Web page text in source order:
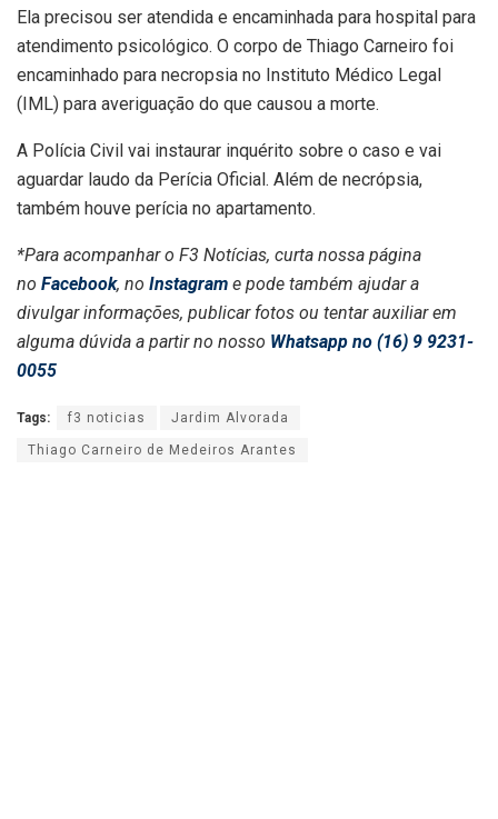
Ela precisou ser atendida e encaminhada para hospital para
atendimento psicológico. O corpo de Thiago Carneiro foi
encaminhado para necropsia no Instituto Médico Legal
(IML) para averiguação do que causou a morte.
A Polícia Civil vai instaurar inquérito sobre o caso e vai
aguardar laudo da Perícia Oficial. Além de necrópsia,
também houve perícia no apartamento.
*Para acompanhar o F3 Notícias, curta nossa página
no Facebook, no Instagram e pode também ajudar a
divulgar informações, publicar fotos ou tentar auxiliar em
alguma dúvida a partir no nosso Whatsapp no (16) 9 9231-
0055
Tags: f3 noticias Jardim Alvorada
Thiago Carneiro de Medeiros Arantes